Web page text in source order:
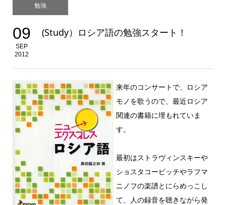
勉強
09
SEP
2012
(Study）ロシア語の勉強スタート！
来年のコンサートで、ロシア
モノを歌うので、最近ロシア
関連の書籍に埋もれていま
す。
最初はストラヴィンスキーや
ショスタコービッチやラフマ
ニノフの楽譜とにらめっこし
て、人の録音を聴きながら発